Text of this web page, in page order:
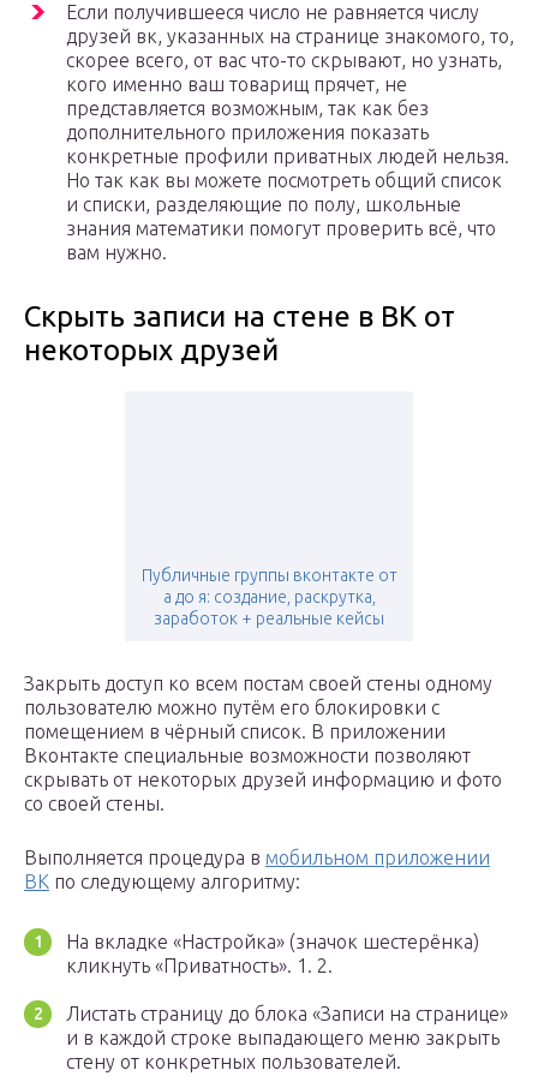
Если получившееся число не равняется числу
друзей вк, указанных на странице знакомого, то,
скорее всего, от вас что-то скрывают, но узнать,
кого именно ваш товарищ прячет, не
представляется возможным, так как без
дополнительного приложения показать
конкретные профили приватных людей нельзя.
Но так как вы можете посмотреть общий список
и списки, разделяющие по полу, школьные
знания математики помогут проверить всё, что
вам нужно.
Скрыть записи на стене в ВК от
некоторых друзей
Публичные группы вконтакте от
а до я: создание, раскрутка,
заработок + реальные кейсы
Закрыть доступ ко всем постам своей стены одному
пользователю можно путём его блокировки с
помещением в чёрный список. В приложении
Вконтакте специальные возможности позволяют
скрывать от некоторых друзей информацию и фото
со своей стены.
Выполняется процедура в мобильном приложении
ВК по следующему алгоритму:
На вкладке «Настройка» (значок шестерёнка)
кликнуть «Приватность». 1. 2.
Листать страницу до блока «Записи на странице»
и в каждой строке выпадающего меню закрыть
стену от конкретных пользователей.